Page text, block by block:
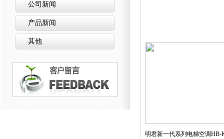
公司新闻
产品新闻
其他
明君新一代系列电梯空调HB-